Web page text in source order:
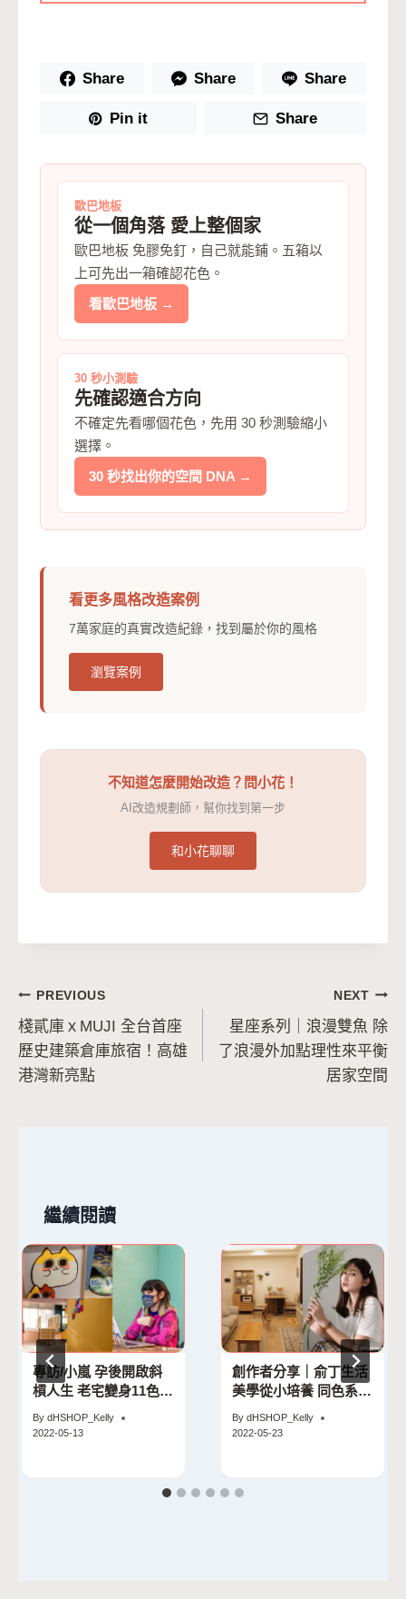
Share Share Share
Pin it Share
歐巴地板
從一個角落 愛上整個家
歐巴地板 免膠免釘，自己就能鋪。五箱以
上可先出一箱確認花色。
看歐巴地板 →
30 秒小測驗
先確認適合方向
不確定先看哪個花色，先用 30 秒測驗縮小
選擇。
30 秒找出你的空間 DNA →
看更多風格改造案例
7萬家庭的真實改造紀錄，找到屬於你的風格
瀏覽案例
不知道怎麼開始改造？問小花！
AI改造規劃師，幫你找到第一步
和小花聊聊
文
章
導
PREVIOUS
棧貳庫ｘMUJI 全台首座
歷史建築倉庫旅宿！高雄
港灣新亮點
NEXT
星座系列｜浪漫雙魚 除
了浪漫外加點理性來平衡
居家空間
繼續閱讀
專訪/小嵐 孕後開啟斜
槓人生 老宅變身11色繽
By dHSHOP_Kelly
2022-05-13
創作者分享｜俞丁生活
美學從小培養 同色系佈
By dHSHOP_Kelly
2022-05-23